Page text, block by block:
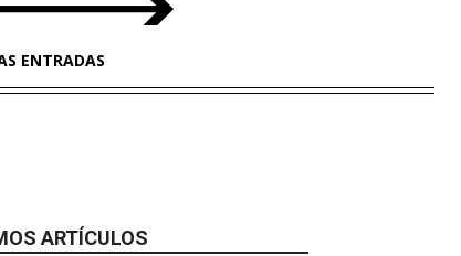
ENTRADAS
ARTÍCULOS